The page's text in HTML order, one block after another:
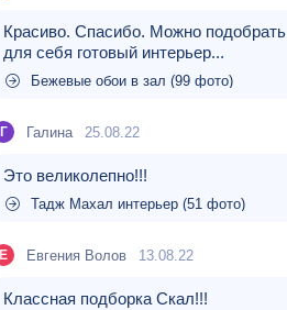
Красиво. Спасибо. Можно подобрать
для себя готовый интерьер...
Бежевые обои в зал (99 фото)
Г Галина 25.08.22
Это великолепно!!!
Тадж Махал интерьер (51 фото)
Е Евгения Волов 13.08.22
Классная подборка Скал!!!